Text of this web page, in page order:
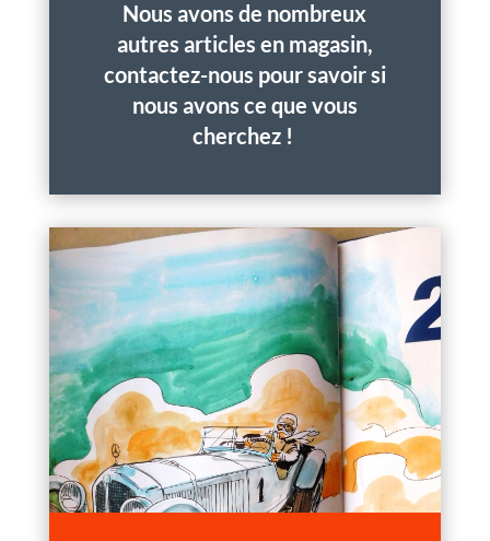
Nous avons de nombreux
autres articles en magasin,
contactez-nous pour savoir si
nous avons ce que vous
cherchez !